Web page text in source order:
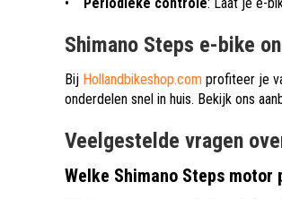
•
Periodieke controle: Laat je e-
Shimano Steps e-bike
Bij Hollandbikeshop.com profiteer je
onderdelen snel in huis. Bekijk ons
Veelgestelde vragen
Welke Shimano Steps